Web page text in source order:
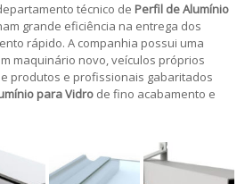
técnico de Perfil de Alumínio
grande eficiência na entrega dos
rápido. A companhia possui uma
maquinário novo, veículos próprios
produtos e profissionais gabaritados
para Vidro de fino acabamento e